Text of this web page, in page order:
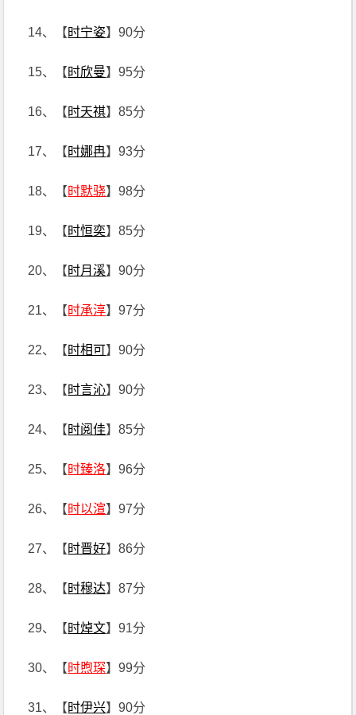
14、【时宁姿】90分
15、【时欣曼】95分
16、【时天祺】85分
17、【时娜冉】93分
18、【时默骁】98分
19、【时恒奕】85分
20、【时月溪】90分
21、【时承淳】97分
22、【时相可】90分
23、【时言沁】90分
24、【时阅佳】85分
25、【时臻洛】96分
26、【时以渲】97分
27、【时晋好】86分
28、【时穆达】87分
29、【时焯文】91分
30、【时煦琛】99分
31、【时伊兴】90分